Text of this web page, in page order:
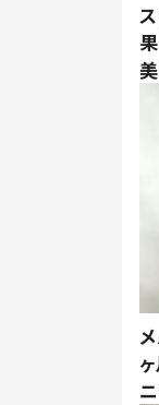
美